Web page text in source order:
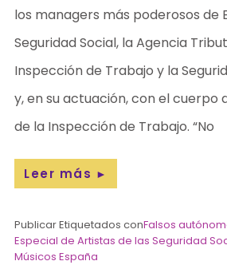
los managers más poderosos de
Seguridad Social, la Agencia
Inspección de Trabajo y la
y, en su actuación, con el cuerpo
de la Inspección de Trabajo. “No
Leer más ►
Publicar Etiquetados conFalsos
Especial de Artistas de las Seguridad
Músicos España